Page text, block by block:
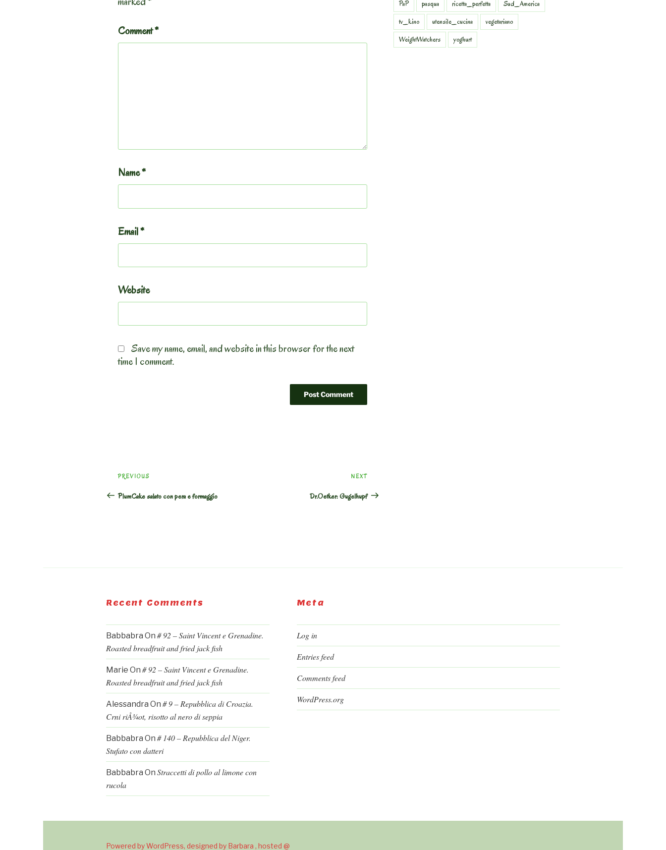
Comment*
Name*
Email*
Website
Save my name, email, and website in this browser for the next
time I comment.
Previous
Post
PREVIOUS
PlumCake salato con pera e formaggio
Next
Post
NEXT
Dr.Oetker: Gugelhupf
PaP
pasqua ricetta_perfetta
Sud_America
tv_kino
utensile_cucina
vegetariano
WeightWatchers
yoghurt
Recent Comments
Babbabra On # 92 – Saint Vincent e Grenadine.
Roasted breadfruit and fried jack fish
Marie On # 92 – Saint Vincent e Grenadine.
Roasted breadfruit and fried jack fish
Alessandra On # 9 – Repubblica di Croazia.
Crni riÅ¾ot, risotto al nero di seppia
Babbabra On # 140 – Repubblica del Niger.
Stufato con datteri
Babbabra On Straccetti di pollo al limone con
rucola
Meta
Log in
Entries feed
Comments feed
WordPress.org
Powered by WordPress, designed by Barbara , hosted @